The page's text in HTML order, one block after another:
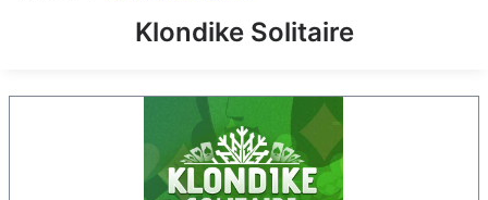
Klondike Solitaire